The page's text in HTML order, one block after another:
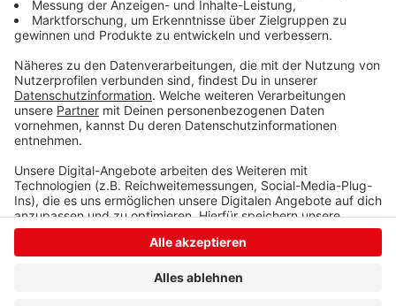
schon nach alternativen Heizmethoden.
Anzeige